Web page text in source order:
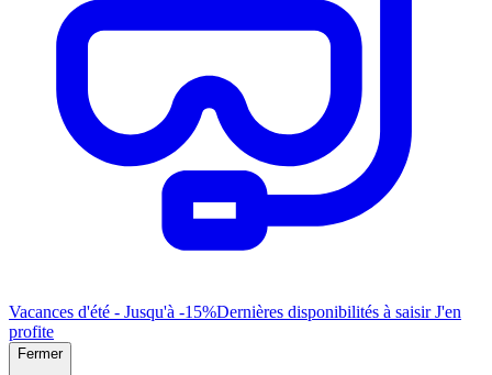
Vacances d'été - Jusqu'à -15%Dernières disponibilités à saisirJ'en
profite
Fermer